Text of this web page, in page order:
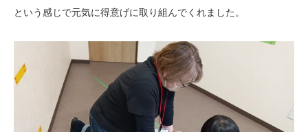
という感じで元気に得意げに取り組んでくれました。